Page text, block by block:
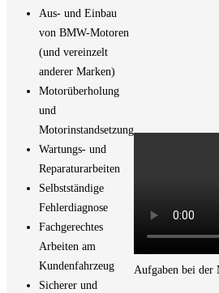
Aus- und Einbau
von BMW-Motoren
(und vereinzelt
anderer Marken)
Motorüberholung
und
Motorinstandsetzung
Wartungs- und
Reparaturarbeiten
Selbstständige
Fehlerdiagnose
Fachgerechtes
Arbeiten am
Kundenfahrzeug
Sicherer und
Aufgaben bei der